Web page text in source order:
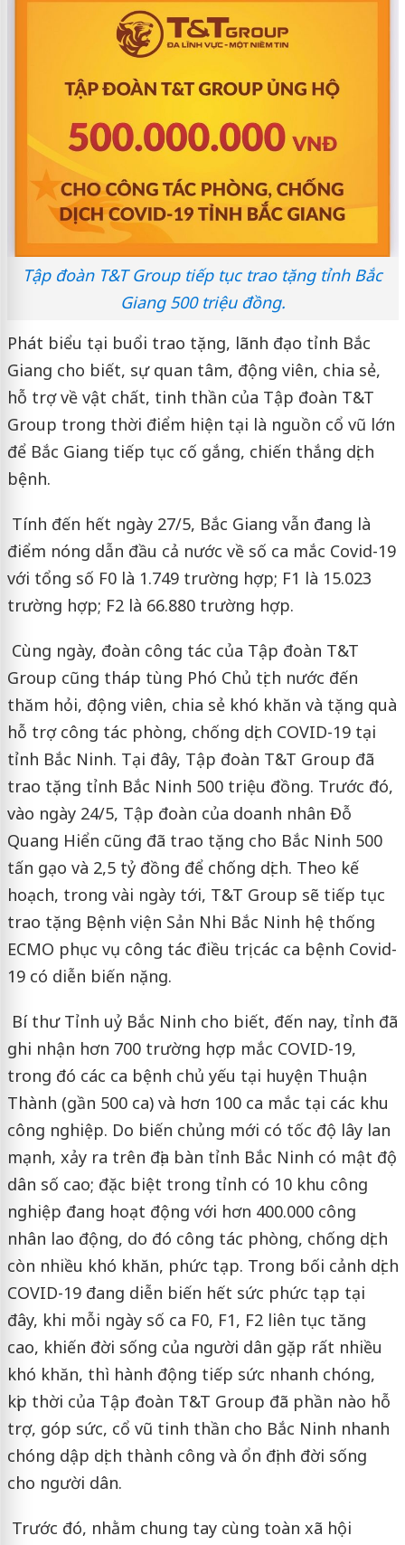
Tập đoàn T&T Group tiếp tục trao tặng tỉnh Bắc
Giang 500 triệu đồng.
Phát biểu tại buổi trao tặng, lãnh đạo tỉnh Bắc
Giang cho biết, sự quan tâm, động viên, chia sẻ,
hỗ trợ về vật chất, tinh thần của Tập đoàn T&T
Group trong thời điểm hiện tại là nguồn cổ vũ lớn
để Bắc Giang tiếp tục cố gắng, chiến thắng dịch
bệnh.
Tính đến hết ngày 27/5, Bắc Giang vẫn đang là
điểm nóng dẫn đầu cả nước về số ca mắc Covid-19
với tổng số F0 là 1.749 trường hợp; F1 là 15.023
trường hợp; F2 là 66.880 trường hợp.
Cùng ngày, đoàn công tác của Tập đoàn T&T
Group cũng tháp tùng Phó Chủ tịch nước đến
thăm hỏi, động viên, chia sẻ khó khăn và tặng quà
hỗ trợ công tác phòng, chống dịch COVID-19 tại
tỉnh Bắc Ninh. Tại đây, Tập đoàn T&T Group đã
trao tặng tỉnh Bắc Ninh 500 triệu đồng. Trước đó,
vào ngày 24/5, Tập đoàn của doanh nhân Đỗ
Quang Hiển cũng đã trao tặng cho Bắc Ninh 500
tấn gạo và 2,5 tỷ đồng để chống dịch. Theo kế
hoạch, trong vài ngày tới, T&T Group sẽ tiếp tục
trao tặng Bệnh viện Sản Nhi Bắc Ninh hệ thống
ECMO phục vụ công tác điều trị các ca bệnh Covid-
19 có diễn biến nặng.
Bí thư Tỉnh uỷ Bắc Ninh cho biết, đến nay, tỉnh đã
ghi nhận hơn 700 trường hợp mắc COVID-19,
trong đó các ca bệnh chủ yếu tại huyện Thuận
Thành (gần 500 ca) và hơn 100 ca mắc tại các khu
công nghiệp. Do biến chủng mới có tốc độ lây lan
mạnh, xảy ra trên địa bàn tỉnh Bắc Ninh có mật độ
dân số cao; đặc biệt trong tỉnh có 10 khu công
nghiệp đang hoạt động với hơn 400.000 công
nhân lao động, do đó công tác phòng, chống dịch
còn nhiều khó khăn, phức tạp. Trong bối cảnh dịch
COVID-19 đang diễn biến hết sức phức tạp tại
đây, khi mỗi ngày số ca F0, F1, F2 liên tục tăng
cao, khiến đời sống của người dân gặp rất nhiều
khó khăn, thì hành động tiếp sức nhanh chóng,
kịp thời của Tập đoàn T&T Group đã phần nào hỗ
trợ, góp sức, cổ vũ tinh thần cho Bắc Ninh nhanh
chóng dập dịch thành công và ổn định đời sống
cho người dân.
Trước đó, nhằm chung tay cùng toàn xã hội